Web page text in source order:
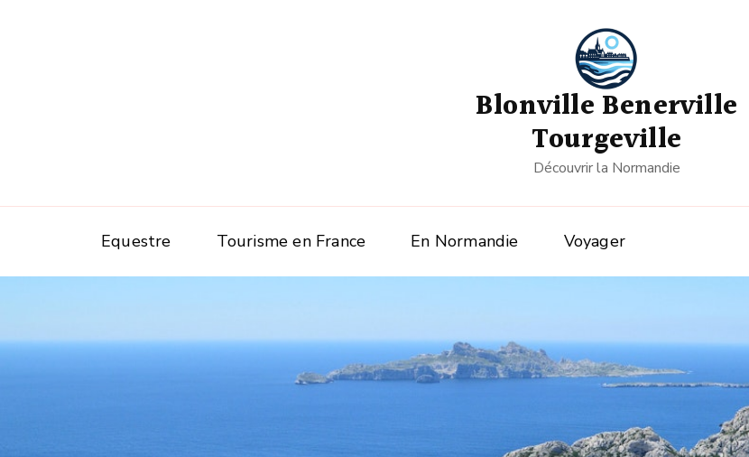
Blonville Benerville
Tourgeville
Découvrir la Normandie
Equestre Tourisme en France En Normandie Voyager